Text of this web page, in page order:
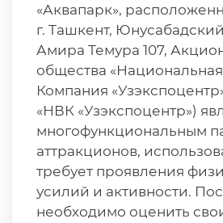
«Аквапарк»,
г. Ташкент,
Амира Темура 107,
общества
Компания
«НВК «Узэкспоцентр»)
многофункциональным
аттракционов,
требует проявления
усилий и активности.
необходимо оценить